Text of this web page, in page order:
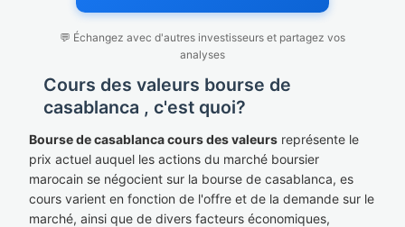
💬 Échangez avec d'autres investisseurs et partagez vos
analyses
Cours des valeurs bourse de
casablanca , c'est quoi?
Bourse de casablanca cours des valeurs représente le
prix actuel auquel les actions du marché boursier
marocain se négocient sur la bourse de casablanca, es
cours varient en fonction de l'offre et de la demande sur le
marché, ainsi que de divers facteurs économiques,